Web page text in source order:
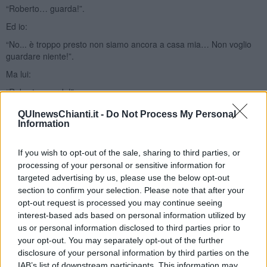
QUInewsChianti.it - Do Not Process My Personal
Information
If you wish to opt-out of the sale, sharing to third parties, or
processing of your personal or sensitive information for
targeted advertising by us, please use the below opt-out
section to confirm your selection. Please note that after your
opt-out request is processed you may continue seeing
interest-based ads based on personal information utilized by
us or personal information disclosed to third parties prior to
your opt-out. You may separately opt-out of the further
disclosure of your personal information by third parties on the
IAB’s list of downstream participants. This information may
“Roberto… guarda!”.
Ed io:
“No... è troppo presto non siamo ancora a casa mia… Non voglio
guardare niente!”.
Ma lui:
“Roberto guarda!”.
Scuotendo la testa: “No… per favore non voglio guardare niente…
non ho lo spirito adatto”.
“Roberto… ma guarda… per favore…!”.
Decido di dargli retta. Noi eravamo giunti lungo il viale di
Fornacette…, non credevo ai miei occhi… Cominciai a piangere
senza riserbo.
Ogni albero che scorreva davanti a me era imbavagliato da un
enorme fiocco azzurro.
Con gli occhi gonfi di commozione e con il cuore imbevuto di
emozione rivedo mio padre insieme a mia madre, alla fermata del